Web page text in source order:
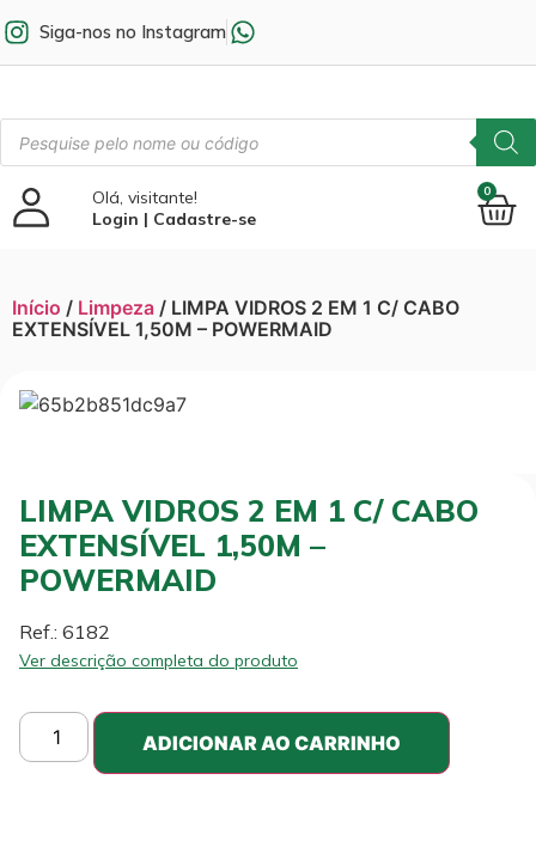
Siga-nos no Instagram
Olá, visitante!
Login | Cadastre-se
0
Início / Limpeza / LIMPA VIDROS 2 EM 1 C/ CABO
EXTENSÍVEL 1,50M – POWERMAID
LIMPA VIDROS 2 EM 1 C/ CABO
EXTENSÍVEL 1,50M –
POWERMAID
Ref.: 6182
Ver descrição completa do produto
ADICIONAR AO CARRINHO